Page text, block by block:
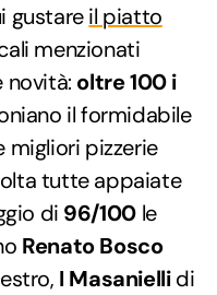
gustareil piatto
menzionati
novità: oltre 100 i
il formidabile
pizzerie
tutte appaiate
di 96/100 le
Renato Bosco
I Masaniellidi